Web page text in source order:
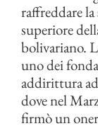
raffreddare la
superiore
bolivariano.
uno dei
addirittura
dove nel
firmò un